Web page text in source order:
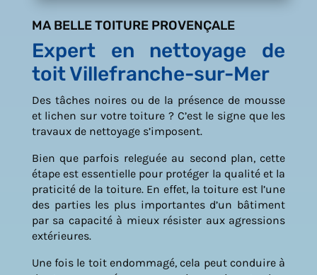
MA BELLE TOITURE PROVENÇALE
Expert en nettoyage de
toit Villefranche-sur-Mer
Des tâches noires ou de la présence de mousse
et lichen sur votre toiture ? C’est le signe que les
travaux de nettoyage s’imposent.
Bien que parfois releguée au second plan, cette
étape est essentielle pour protéger la qualité et la
praticité de la toiture. En effet, la toiture est l’une
des parties les plus importantes d’un bâtiment
par sa capacité à mieux résister aux agressions
extérieures.
Une fois le toit endommagé, cela peut conduire à